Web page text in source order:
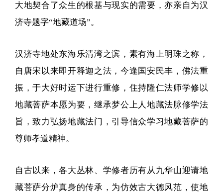
大地契合了众生的根基与现实的需要，亦亲自为汉
济寺题字“地藏道场”。
汉济寺地处东海乐清湾之滨，素有海上明珠之称，
自唐宋以来即开释迦之法，今逢国安民丰，佛法重
振，于大好时运下进行重修，住持隆仁法师学修以
地藏菩萨本愿为要，继承梦公上人地藏法脉修学法
旨，致力弘扬地藏法门，引导信众学习地藏菩萨的
尊师孝道精神。
自古以来，各大丛林、学修者历有从九华山迎请地
藏菩萨分炉真身的传承，为仿效古大德风范，使地